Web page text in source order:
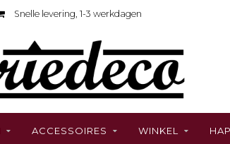
Snelle levering, 1-3 werkdagen
ACCESSOIRES WINKEL